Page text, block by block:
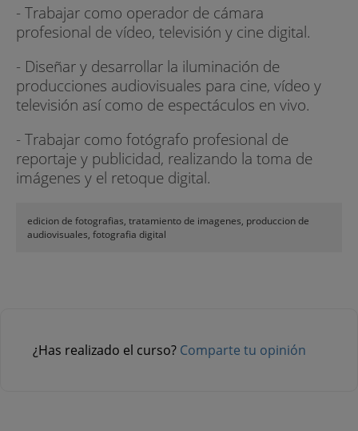
- Trabajar como operador de cámara
profesional de vídeo, televisión y cine digital.
- Diseñar y desarrollar la iluminación de
producciones audiovisuales para cine, vídeo y
televisión así como de espectáculos en vivo.
- Trabajar como fotógrafo profesional de
reportaje y publicidad, realizando la toma de
imágenes y el retoque digital.
edicion de fotografias, tratamiento de imagenes, produccion de
audiovisuales, fotografia digital
¿Has realizado el curso? Comparte tu opinión